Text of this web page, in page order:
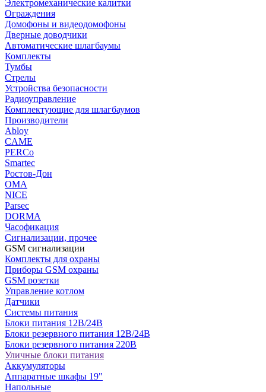
Электромеханические калитки
Ограждения
Домофоны и видеодомофоны
Дверные доводчики
Автоматические шлагбаумы
Комплекты
Тумбы
Стрелы
Устройства безопасности
Радиоуправление
Комплектующие для шлагбаумов
Производители
Abloy
CAME
PERCo
Smartec
Ростов-Дон
ОМА
NICE
Parsec
DORMA
Часофикация
Сигнализации, прочее
GSM сигнализации
Комплекты для охраны
Приборы GSM охраны
GSM розетки
Управление котлом
Датчики
Системы питания
Блоки питания 12В/24В
Блоки резервного питания 12В/24В
Блоки резервного питания 220В
Уличные блоки питания
Аккумуляторы
Аппаратные шкафы 19"
Напольные